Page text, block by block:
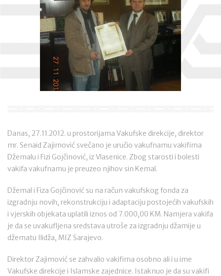
Danas, 27.11.2012. u prostorijama Vakufske direkcije, direktor
mr. Senaid Zajimović svečano je uručio vakufnamu vakifima
Džemalu i Fizi Gojčinović, iz Vlasenice. Zbog starosti i bolesti
vakifa vakufnamu je preuzeo njihov sin Kemal.
Džemal i Fiza Gojčinović su na račun vakufskog fonda za
izgradnju novih, rekonstrukciju i adaptaciju postojećih vakufskih
i vjerskih objekata uplatili iznos od 7.000,00 KM. Namjera vakifa
je da se uvakufljena sredstava utroše za izgradnju džamije u
džematu Ilidža, MIZ Sarajevo.
Direktor Zajimović se zahvalio vakifima osobno ali i u ime
Vakufske direkcije i Islamske zajednice. Istaknuo je da su vakifi